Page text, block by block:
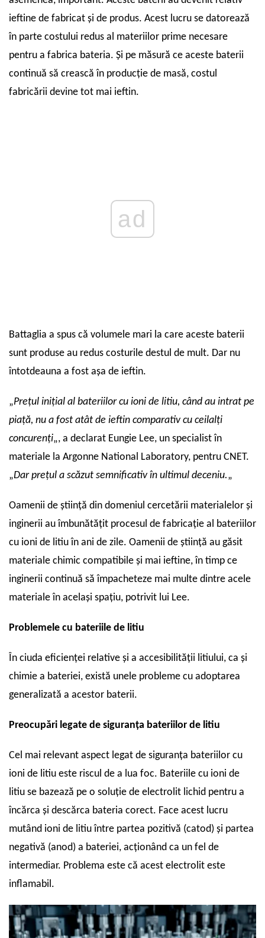
ieftine de fabricat și de produs. Acest lucru se datorează
în parte costului redus al materiilor prime necesare
pentru a fabrica bateria. Și pe măsură ce aceste baterii
continuă să crească în producție de masă, costul
fabricării devine tot mai ieftin.
ad
Battaglia a spus că volumele mari la care aceste baterii
sunt produse au redus costurile destul de mult. Dar nu
întotdeauna a fost așa de ieftin.
„Prețul inițial al bateriilor cu ioni de litiu, când au intrat pe
piață, nu a fost atât de ieftin comparativ cu ceilalți
concurenți„, a declarat Eungie Lee, un specialist în
materiale la Argonne National Laboratory, pentru CNET.
„Dar prețul a scăzut semnificativ în ultimul deceniu.„
Oamenii de știință din domeniul cercetării materialelor și
inginerii au îmbunătățit procesul de fabricație al bateriilor
cu ioni de litiu în ani de zile. Oamenii de știință au găsit
materiale chimic compatibile și mai ieftine, în timp ce
inginerii continuă să împacheteze mai multe dintre acele
materiale în același spațiu, potrivit lui Lee.
Problemele cu bateriile de litiu
În ciuda eficienței relative și a accesibilității litiului, ca și
chimie a bateriei, există unele probleme cu adoptarea
generalizată a acestor baterii.
Preocupări legate de siguranța bateriilor de litiu
Cel mai relevant aspect legat de siguranța bateriilor cu
ioni de litiu este riscul de a lua foc. Bateriile cu ioni de
litiu se bazează pe o soluție de electrolit lichid pentru a
încărca și descărca bateria corect. Face acest lucru
mutând ioni de litiu între partea pozitivă (catod) și partea
negativă (anod) a bateriei, acționând ca un fel de
intermediar. Problema este că acest electrolit este
inflamabil.